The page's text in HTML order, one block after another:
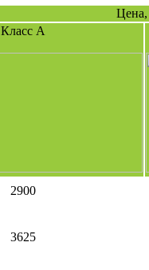
Цена,
Класс А
2900
3625